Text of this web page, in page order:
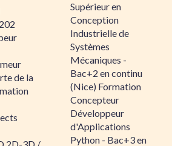
de la
Supérieur en
Conception
Industrielle de
Systèmes
Mécaniques -
Bac+2 en continu
(Nice) Formation
Concepteur
Développeur
d'Applications
Python - Bac+3 en